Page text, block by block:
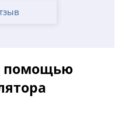
помощью